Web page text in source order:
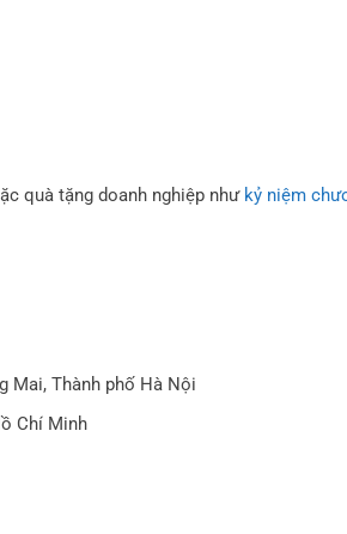
quà tặng doanh nghiệp như kỷ niệm
Mai, Thành phố Hà Nội
Chí Minh